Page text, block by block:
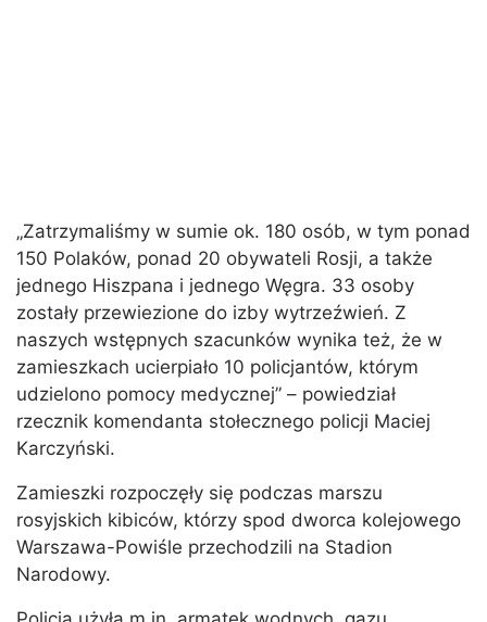
„Zatrzymaliśmy w sumie ok. 180 osób, w tym ponad
150 Polaków, ponad 20 obywateli Rosji, a także
jednego Hiszpana i jednego Węgra. 33 osoby
zostały przewiezione do izby wytrzeźwień. Z
naszych wstępnych szacunków wynika też, że w
zamieszkach ucierpiało 10 policjantów, którym
udzielono pomocy medycznej” – powiedział
rzecznik komendanta stołecznego policji Maciej
Karczyński.
Zamieszki rozpoczęły się podczas marszu
rosyjskich kibiców, którzy spod dworca kolejowego
Warszawa-Powiśle przechodzili na Stadion
Narodowy.